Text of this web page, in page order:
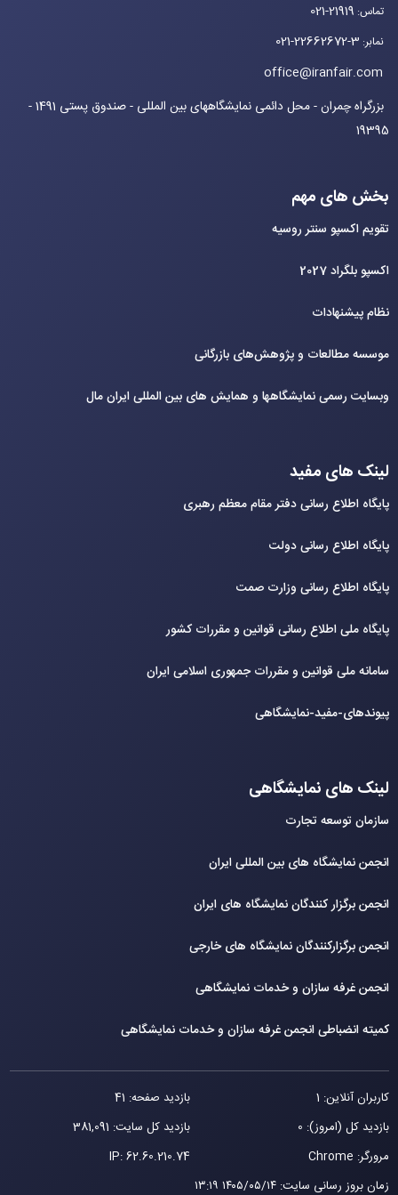
تماس:
021-21919
نمابر:
021-22662672-3
office@iranfair.com
بزرگراه چمران - محل دائمی نمایشگاههای بین المللی - صندوق پستی 1491 -
19395
بخش های مهم
تقویم اکسپو سنتر روسیه
اکسپو بلگراد 2027
نظام پیشنهادات
موسسه مطالعات و پژوهش‌های بازرگانی
وبسایت رسمی نمایشگاهها و همایش های بین‌ المللی ایران مال
لینک های مفید
پایگاه اطلاع رسانی دفتر مقام معظم رهبری
پایگاه اطلاع رسانی دولت
پایگاه اطلاع رسانی وزارت صمت
پایگاه ملی اطلاع رسانی قوانین و مقررات کشور
سامانه ملی قوانین و مقررات جمهوری اسلامی ایران
پیوندهای-مفید-نمایشگاهی
لینک های نمایشگاهی
سازمان توسعه تجارت
انجمن نمایشگاه های بین المللی ایران
انجمن برگزار کنندگان نمایشگاه های ایران
انجمن برگزارکنندگان نمایشگاه های خارجی
انجمن غرفه سازان و خدمات نمایشگاهی
کمیته انضباطی انجمن غرفه سازان و خدمات نمایشگاهی
کاربران آنلاین: 1
بازدید صفحه: 41
بازدید کل (امروز): 0
بازدید کل سایت: 381,091
مرورگر: Chrome
IP:62.60.210.74
زمان بروز رسانی سایت:۱۴۰۵/۰۵/۱۴ ۱۳:۱۹